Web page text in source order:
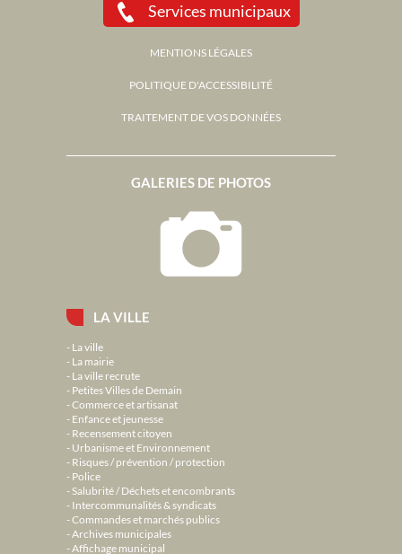
LA VILLE
La ville
La mairie
La ville recrute
Petites Villes de Demain
Commerce et artisanat
Enfance et jeunesse
Recensement citoyen
Urbanisme et Environnement
Risques / prévention / protection
Police
Salubrité / Déchets et encombrants
Intercommunalités & syndicats
Commandes et marchés publics
Archives municipales
Affichage municipal
GALERIES DE PHOTOS
Services municipaux
MENTIONS LÉGALES
POLITIQUE D'ACCESSIBILITÉ
TRAITEMENT DE VOS DONNÉES